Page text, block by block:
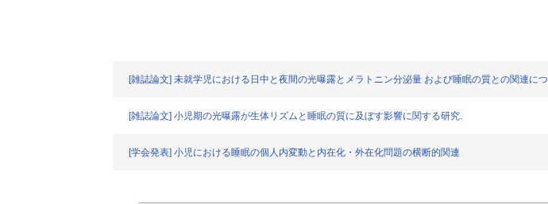
[雑誌論文] 未就学児における日中と夜間の光曝露とメラトニン分泌量 および睡眠の質との関連に
[雑誌論文] 小児期の光曝露が生体リズムと睡眠の質に及ぼす影響に関する研究.
[学会発表] 小児における睡眠の個人内変動と内在化・外在化問題の横断的関連